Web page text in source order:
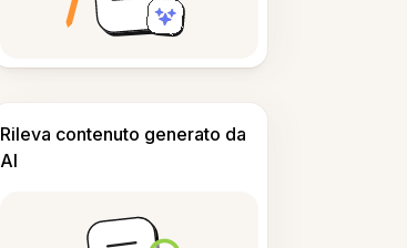
Rileva contenuto generato da
AI